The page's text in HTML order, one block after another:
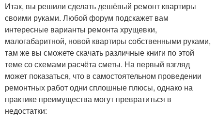
Итак, вы решили сделать дешёвый ремонт квартиры
своими руками. Любой форум подскажет вам
интересные варианты ремонта хрущевки,
малогабаритной, новой квартиры собственными руками,
там же вы сможете скачать различные книги по этой
теме со схемами расчёта сметы. На первый взгляд
может показаться, что в самостоятельном проведении
ремонтных работ одни сплошные плюсы, однако на
практике преимущества могут превратиться в
недостатки: